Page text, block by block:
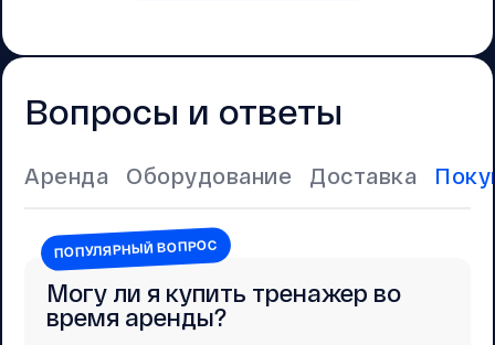
Вопросы и ответы
Аренда Оборудование Доставка
ПОПУЛЯРНЫЙ ВОПРОС
Могу ли я купить тренажер во
время аренды?